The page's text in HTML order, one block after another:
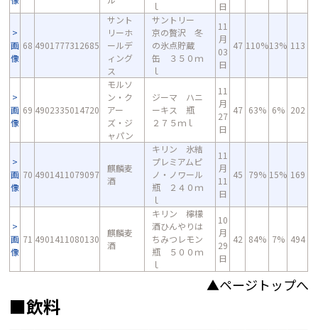
ｌ
日
画
像
68 4901777312685
サント
リーホ
ールデ
ィング
ス
サントリー
京の贅沢 冬
の氷点貯蔵
缶 ３５０ｍ
ｌ
11
月
03
日
47 110%13% 113
画
像
69 4902335014720
モルソ
ン・ク
アー
ズ・ジ
ャパン
ジーマ ハニ
ーキス 瓶
２７５ｍｌ
11
月
27
日
47 63% 6% 202
画
像
70 4901411079097
麒麟麦
酒
キリン 氷結
プレミアムピ
ノ・ノワール
瓶 ２４０ｍ
ｌ
11
月
11
日
45 79% 15% 169
画
像
71 4901411080130
麒麟麦
酒
キリン 檸檬
酒ひんやりは
ちみつレモン
瓶 ５００ｍ
ｌ
10
月
29
日
42 84% 7% 494
▲ページトップへ
■飲料